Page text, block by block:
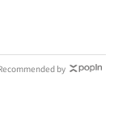
by